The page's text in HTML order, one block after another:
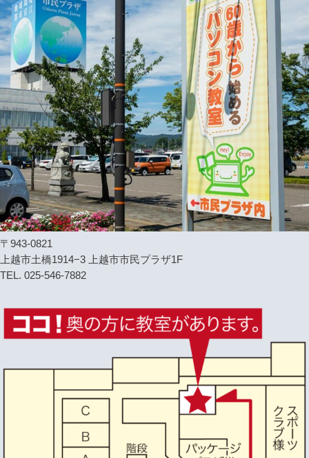
〒943-0821
上越市土橋1914−3 上越市市民プラザ1F
TEL. 025-546-7882